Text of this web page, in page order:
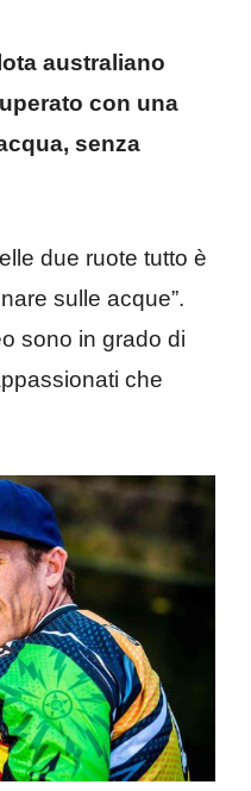
australiano
con una
senza
due ruote tutto è
sulle acque”.
sono in grado di
che